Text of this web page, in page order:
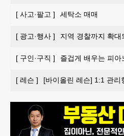
[ 사고·팔고 ] 세탁소 매매
[ 광고·행사 ] 지역 경찰까지 확
[ 구인·구직 ] 즐겁게 배우는 피아
[ 레슨 ] [바이올린 레슨] 1:1 관리